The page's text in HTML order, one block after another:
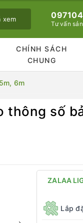
xem
Tư vấn
CHÍNH SÁCH
CHUNG
6m
thông số
ZALAA
Lắp